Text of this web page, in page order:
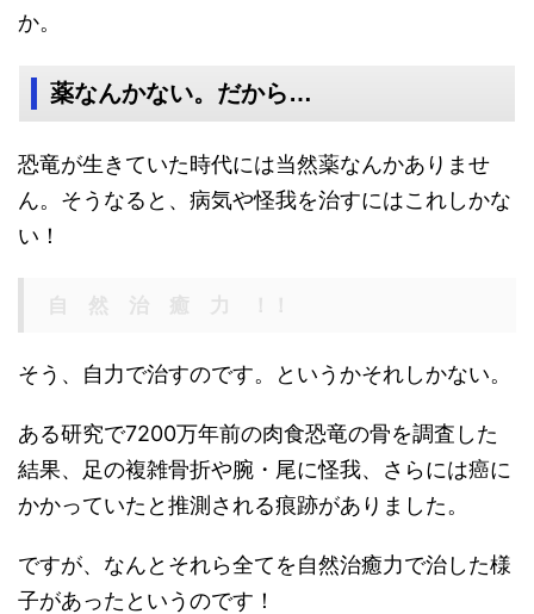
か。
薬なんかない。だから…
恐竜が生きていた時代には当然薬なんかありませ
ん。そうなると、病気や怪我を治すにはこれしかな
い！
そう、自力で治すのです。というかそれしかない。
ある研究で7200万年前の肉食恐竜の骨を調査した
結果、足の複雑骨折や腕・尾に怪我、さらには癌に
かかっていたと推測される痕跡がありました。
ですが、なんとそれら全てを自然治癒力で治した様
子があったというのです！